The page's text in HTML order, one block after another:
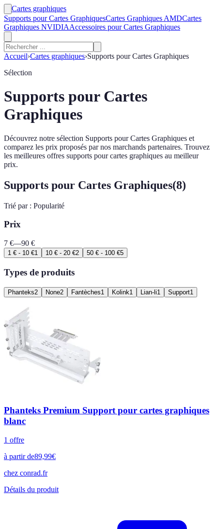
Cartes graphiques
Supports pour Cartes GraphiquesCartes Graphiques AMDCartes
Graphiques NVIDIAAccessoires pour Cartes Graphiques
Accueil›Cartes graphiques›Supports pour Cartes Graphiques
Sélection
Supports pour Cartes
Graphiques
Découvrez notre sélection Supports pour Cartes Graphiques et
comparez les prix proposés par nos marchands partenaires. Trouvez
les meilleures offres supports pour cartes graphiques au meilleur
prix.
Supports pour Cartes Graphiques(8)
Trié par : Popularité
Prix
7 €—90 €
1 € - 10 €1 10 € - 20 €2 50 € - 100 €5
Types de produits
Phanteks2 None2 Fantèches1 Kolink1 Lian-li1 Support1
Phanteks Premium Support pour cartes graphiques
blanc
1 offre
à partir de89,99€
chez conrad.fr
Détails du produit